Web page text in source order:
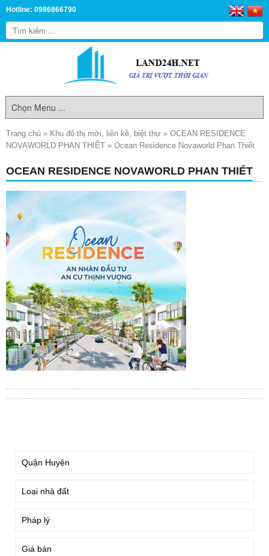
Hotline: 0986866790
Trang chủ » Khu đô thị mới, liền kề, biệt thự » OCEAN RESIDENCE
NOVAWORLD PHAN THIẾT » Ocean Residence Novaworld Phan Thiết
OCEAN RESIDENCE NOVAWORLD PHAN THIẾT